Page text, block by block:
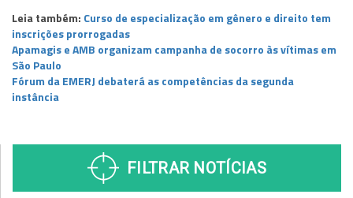
Leia também: Curso de especialização em gênero e direito tem
inscrições prorrogadas
Apamagis e AMB organizam campanha de socorro às vítimas em
São Paulo
Fórum da EMERJ debaterá as competências da segunda
instância
FILTRAR NOTÍCIAS